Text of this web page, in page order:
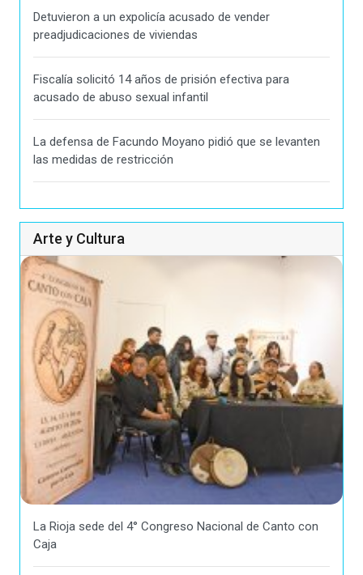
Detuvieron a un expolicía acusado de vender
preadjudicaciones de viviendas
Fiscalía solicitó 14 años de prisión efectiva para
acusado de abuso sexual infantil
La defensa de Facundo Moyano pidió que se levanten
las medidas de restricción
Arte y Cultura
La Rioja sede del 4° Congreso Nacional de Canto con
Caja